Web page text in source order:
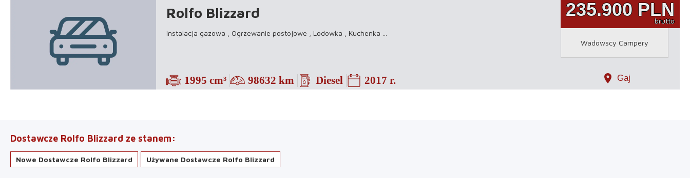
Rolfo Blizzard
Instalacja gazowa , Ogrzewanie postojowe , Lodowka , Kuchenka
1995 cm³ 98632 km Diesel 2017 r.
235.900 PLN
brutto
Wadowscy Campery
location_on Gaj
Dostawcze Rolfo Blizzard ze stanem
Nowe Dostawcze Rolfo Blizzard Używane Dostawcze Rolfo Blizzard